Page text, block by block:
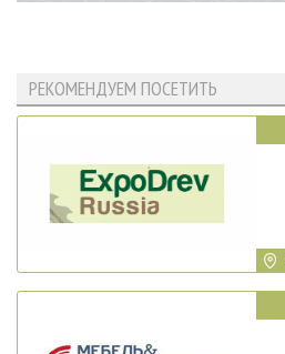
РЕКОМЕНДУЕМ ПОСЕТИТЬ